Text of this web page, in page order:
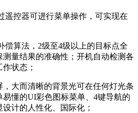
控器可进行菜单操作，可实现在
算法，2级至4级以上的目标点全
量结果的准确性；开机自动检测各
状态；
大而清晰的背景光可在任何灯光条
懂的UI彩色图标菜单、4键导航的
计的人性化、国际化；